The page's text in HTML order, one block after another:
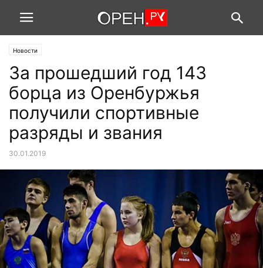
Новости
За прошедший год 143
борца из Оренбуржья
получили спортивные
разряды и звания
30.01.2019